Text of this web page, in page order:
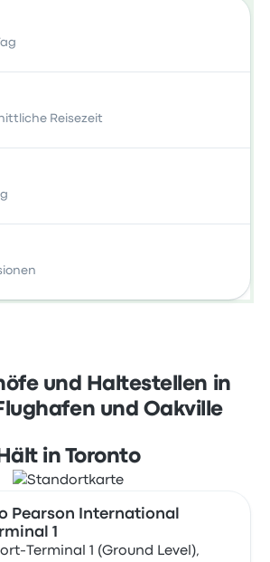
Reisezeit
und Haltestellen in
und Oakville
Hält in Toronto
Pearson International
1
Terminal 1 (Ground Level),